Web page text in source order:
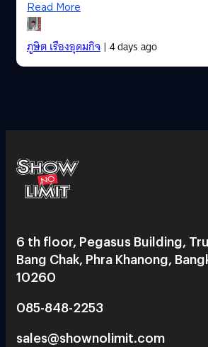
Read More
ภูษิต เรืองอุดมกิจ| 4 days ago
6 th floor, Pegasus Building,
Bang Chak, Phra Khanong,
10260
085-848-2253
sales@shownolimit.com